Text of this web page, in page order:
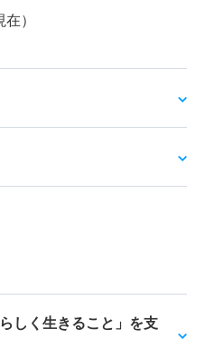
）
しく生きること」を支